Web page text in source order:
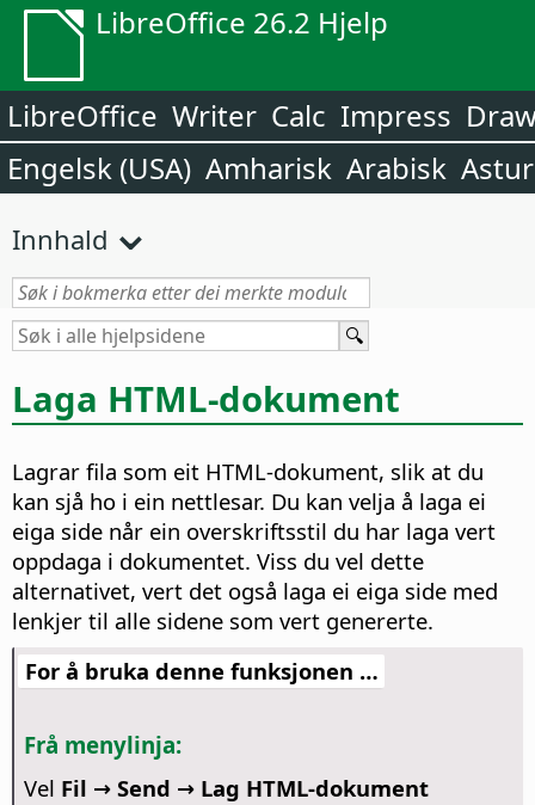
LibreOffice 26.2 Hjelp
LibreOffice Writer Calc Impress
Engelsk (USA) Amharisk Arabisk
Innhald
Laga HTML-dokument
Lagrar fila som eit HTML-dokument, slik at du
kan sjå ho i ein nettlesar. Du kan velja å laga ei
eiga side når ein overskriftsstil du har laga vert
oppdaga i dokumentet. Viss du vel dette
alternativet, vert det også laga ei eiga side med
lenkjer til alle sidene som vert genererte.
For å bruka denne funksjonen …
Frå menylinja:
Vel Fil → Send → Lag HTML-dokument